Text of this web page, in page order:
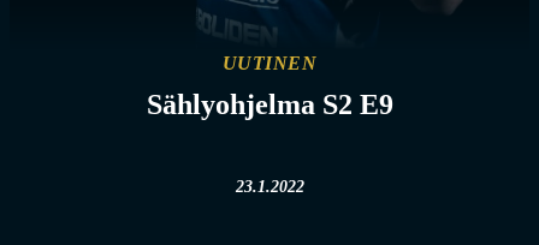
UUTINEN
Sählyohjelma S2 E9
23.1.2022